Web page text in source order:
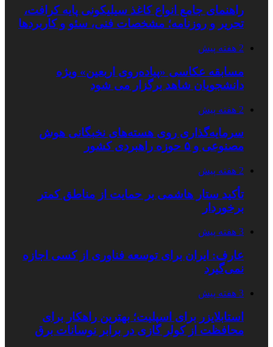
راهنمای جامع انواع کاغذ سیلیکونی پایه کرافت،
تحریر و روزنامه؛ مشخصات فنی، سئو و کاربردها
2 هفته پیش
مسابقه عکاسی «پیاده‌روی اربعین» ویژه
دانشجویان شاهد برگزار می شود
2 هفته پیش
سرمایه‌گذاری روی هسته‌های نخبگانی هوش
مصنوعی و ۵ حوزه راهبردی کشور
2 هفته پیش
تأکید ستار هاشمی بر حمایت از مناطق کمتر
برخوردار
3 هفته پیش
عارف: ایران برای توسعه فناوری از کسی اجازه
نمی‌گیرد
3 هفته پیش
استابلایزر برای اسپلیت؛ بهترین راهکار برای
محافظت از کولر گازی در برابر نوسانات برق